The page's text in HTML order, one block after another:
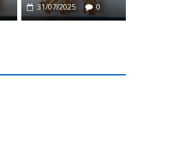
31/07/2025 0